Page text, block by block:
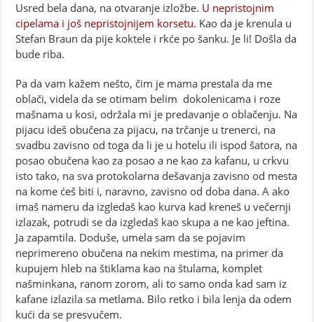
Usred bela dana, na otvaranje izložbe. U nepristojnim
cipelama i još nepristojnijem korsetu. Kao da je krenula u
Stefan Braun da pije koktele i rkće po šanku. Je li! Došla da
bude riba.
Pa da vam kažem nešto, čim je mama prestala da me
oblači, videla da se otimam belim dokolenicama i roze
mašnama u kosi, održala mi je predavanje o oblačenju. Na
pijacu ideš obučena za pijacu, na trčanje u trenerci, na
svadbu zavisno od toga da li je u hotelu ili ispod šatora, na
posao obučena kao za posao a ne kao za kafanu, u crkvu
isto tako, na sva protokolarna dešavanja zavisno od mesta
na kome ćeš biti i, naravno, zavisno od doba dana. A ako
imaš nameru da izgledaš kao kurva kad kreneš u večernji
izlazak, potrudi se da izgledaš kao skupa a ne kao jeftina.
Ja zapamtila. Doduše, umela sam da se pojavim
neprimereno obučena na nekim mestima, na primer da
kupujem hleb na štiklama kao na štulama, komplet
našminkana, ranom zorom, ali to samo onda kad sam iz
kafane izlazila sa metlama. Bilo retko i bila lenja da odem
kući da se presvučem.